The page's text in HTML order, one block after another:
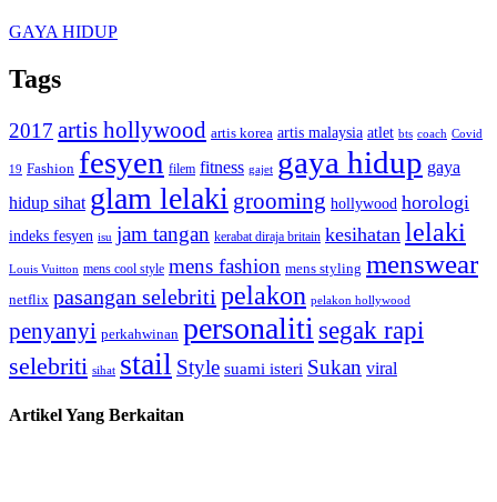
GAYA HIDUP
Tags
2017 artis hollywood artis korea artis malaysia atlet bts coach Covid
19 Fashion fesyen filem fitness gajet gaya hidup gaya
hidup sihat glam lelaki grooming hollywood horologi
indeks fesyen isu jam tangan kerabat diraja britain kesihatan lelaki
Louis Vuitton mens cool style mens fashion mens styling menswear
netflix pasangan selebriti pelakon pelakon hollywood
penyanyi perkahwinan personaliti segak rapi
selebriti sihat stail Style suami isteri Sukan viral
Artikel Yang Berkaitan